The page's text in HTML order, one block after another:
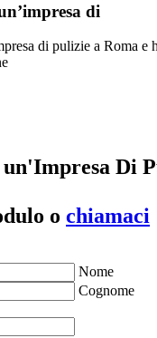
di
di pulizie a Roma e
un'Impresa Di
o chiamaci
Nome
Cognome